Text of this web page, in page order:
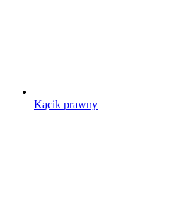
Kącik prawny